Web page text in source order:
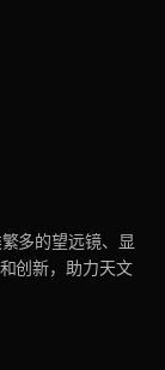
多的望远镜、显
创新，助力天文